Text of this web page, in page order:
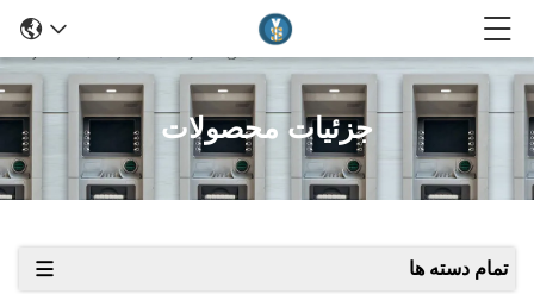
جزئیات محصولات
تمام دسته ها